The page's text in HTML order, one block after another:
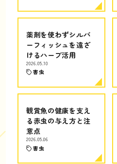
薬剤を使わずシルバ
ーフィッシュを遠ざ
けるハーブ活用
2026.05.10
害虫
観賞魚の健康を支え
る赤虫の与え方と注
意点
2026.05.06
害虫